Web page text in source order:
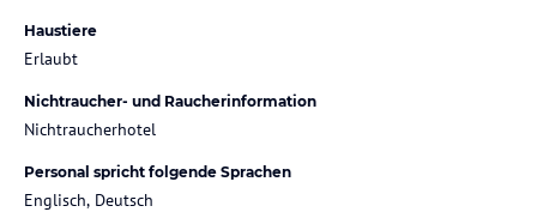
Haustiere
Erlaubt
Nichtraucher- und Raucherinformation
Nichtraucherhotel
Personal spricht folgende Sprachen
Englisch, Deutsch